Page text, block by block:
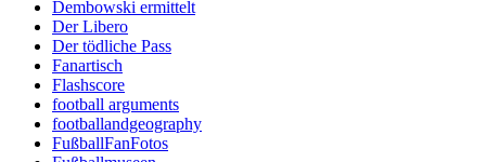
Dembowski ermittelt
Der Libero
Der tödliche Pass
Fanartisch
Flashscore
football arguments
footballandgeography
FußballFanFotos